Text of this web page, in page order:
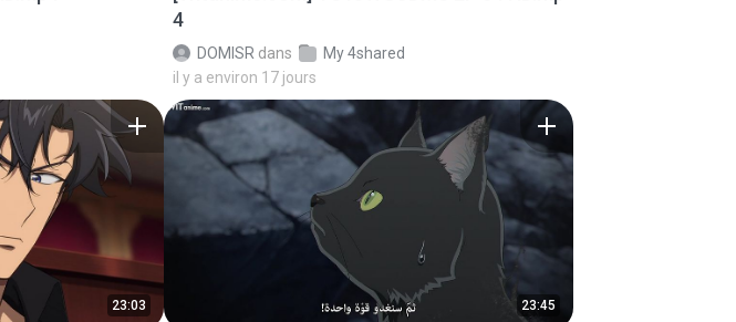
4
DOMISR dans
My 4shared
il y a environ 17 jours
23:03 23:45